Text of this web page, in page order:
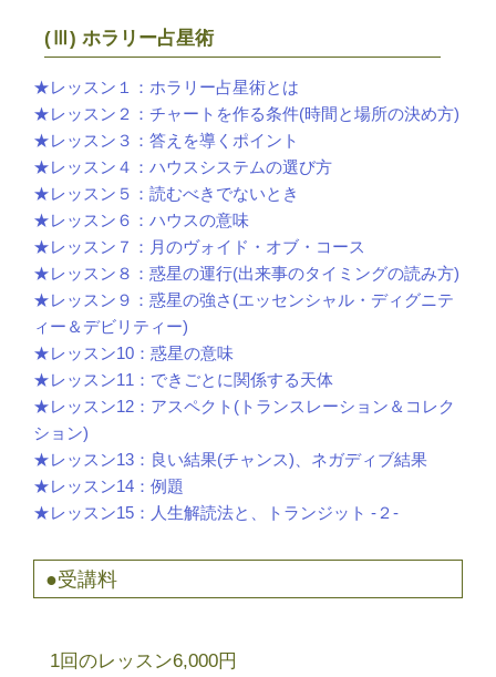
(Ⅲ) ホラリー占星術
★レッスン１：ホラリー占星術とは
★レッスン２：チャートを作る条件(時間と場所の決め方)
★レッスン３：答えを導くポイント
★レッスン４：ハウスシステムの選び方
★レッスン５：読むべきでないとき
★レッスン６：ハウスの意味
★レッスン７：月のヴォイド・オブ・コース
★レッスン８：惑星の運行(出来事のタイミングの読み方)
★レッスン９：惑星の強さ(エッセンシャル・ディグニテ
ィー＆デビリティー)
★レッスン10：惑星の意味
★レッスン11：できごとに関係する天体
★レッスン12：アスペクト(トランスレーション＆コレク
ション)
★レッスン13：良い結果(チャンス)、ネガディブ結果
★レッスン14：例題
★レッスン15：人生解読法と、トランジット -２-
●受講料
1回のレッスン6,000円